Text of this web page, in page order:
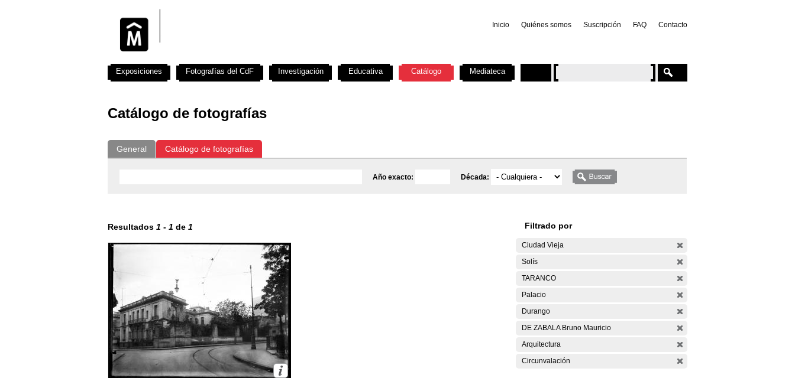
Inicio Quiénes somos Suscripción FAQ Contacto
Catálogo de fotografías
General Catálogo de fotografías
Año exacto: Década:
Resultados 1 - 1 de 1 Filtrado por
Ciudad Vieja
Solís
TARANCO
Palacio
Durango
DE ZABALA Bruno Mauricio
Arquitectura
Circunvalación
Exposiciones Fotografías del CdF Investigación Educativa Catálogo Mediateca